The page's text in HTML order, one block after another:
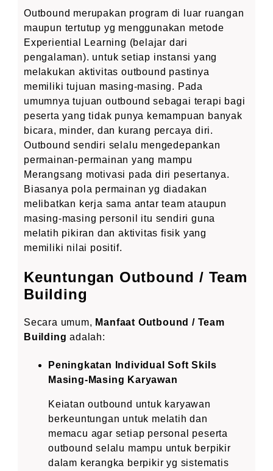
Outbound merupakan program di luar ruangan
maupun tertutup yg menggunakan metode
Experiential Learning (belajar dari
pengalaman). untuk setiap instansi yang
melakukan aktivitas outbound pastinya
memiliki tujuan masing-masing. Pada
umumnya tujuan outbound sebagai terapi bagi
peserta yang tidak punya kemampuan banyak
bicara, minder, dan kurang percaya diri.
Outbound sendiri selalu mengedepankan
permainan-permainan yang mampu
Merangsang motivasi pada diri pesertanya.
Biasanya pola permainan yg diadakan
melibatkan kerja sama antar team ataupun
masing-masing personil itu sendiri guna
melatih pikiran dan aktivitas fisik yang
memiliki nilai positif.
Keuntungan Outbound / Team
Building
Secara umum, Manfaat Outbound / Team
Building adalah:
Peningkatan Individual Soft Skils
Masing-Masing Karyawan
Keiatan outbound untuk karyawan
berkeuntungan untuk melatih dan
memacu agar setiap personal peserta
outbound selalu mampu untuk berpikir
dalam kerangka berpikir yg sistematis